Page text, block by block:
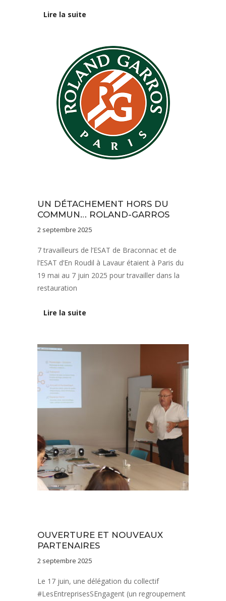
Lire la suite
UN DÉTACHEMENT HORS DU
COMMUN… ROLAND-GARROS
2 septembre 2025
7 travailleurs de l’ESAT de Braconnac et de
l’ESAT d’En Roudil à Lavaur étaient à Paris du
19 mai au 7 juin 2025 pour travailler dans la
restauration
Lire la suite
OUVERTURE ET NOUVEAUX
PARTENAIRES
2 septembre 2025
Le 17 juin, une délégation du collectif
#LesEntreprisesSEngagent (un regroupement